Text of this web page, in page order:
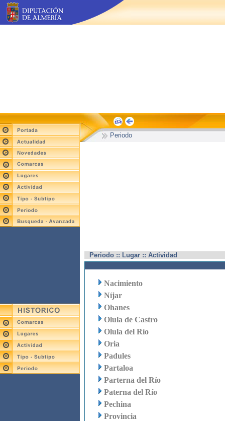
Periodo
Periodo :: Lugar :: Actividad
Nacimiento
Níjar
Ohanes
Olula de Castro
Olula del Río
Oria
Padules
Partaloa
Parterna del Río
Paterna del Río
Pechina
Provincia